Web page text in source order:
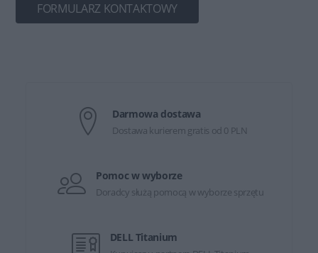
FORMULARZ KONTAKTOWY
Darmowa dostawa
Dostawa kurierem gratis od 0 PLN
Pomoc w wyborze
Doradcy służą pomocą w wyborze sprzętu
DELL Titanium